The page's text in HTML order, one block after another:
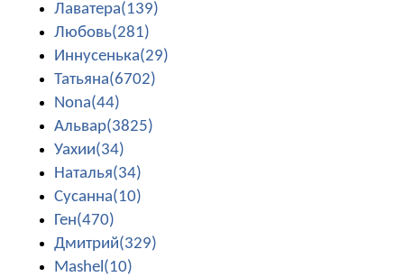
Лаватера(139)
Любовь(281)
Иннусенька(29)
Татьяна(6702)
Nona(44)
Альвар(3825)
Уахии(34)
Наталья(34)
Сусанна(10)
Ген(470)
Дмитрий(329)
Mashel(10)